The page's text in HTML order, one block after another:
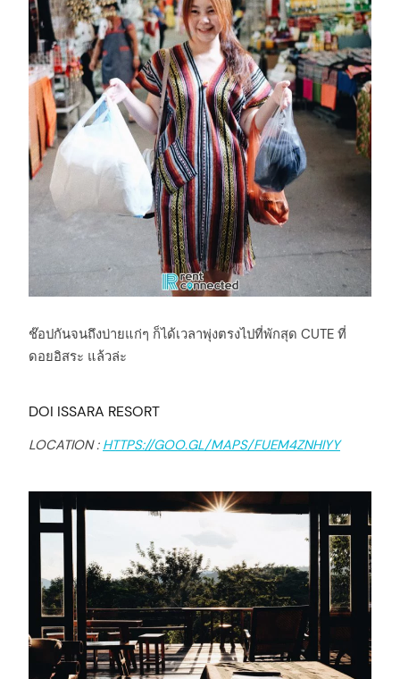
ช๊อปกันจนถึงบ่ายแก่ๆ ก็ได้เวลาพุ่งตรงไปที่พักสุด CUTE ที่
ดอยอิสระ แล้วล่ะ
DOI ISSARA RESORT
LOCATION : HTTPS://GOO.GL/MAPS/FUEM4ZNHIYY